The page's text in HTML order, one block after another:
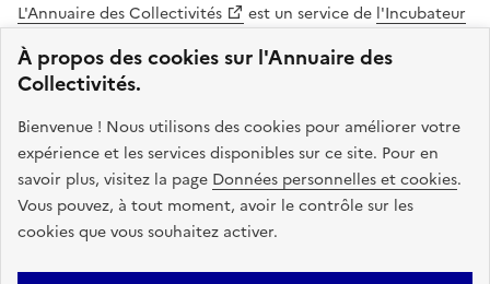
À propos des cookies sur l'Annuaire des
Collectivités.
Bienvenue ! Nous utilisons des cookies pour améliorer votre
expérience et les services disponibles sur ce site. Pour en
savoir plus, visitez la page Données personnelles et cookies.
Vous pouvez, à tout moment, avoir le contrôle sur les
cookies que vous souhaitez activer.
L'Annuaire des Collectivités est un service de l'Incubateur
Cohésion des Territoires
. Le code source de ce site web
est disponible en licence libre. Le design de ce site est conçu
avec le système de design de l’État.
legifrance.gouv.fr
info.gouv.fr
service-public.gouv.fr
data.gouv.fr
Plan du site Accessibilite : non conforme Mentions légales